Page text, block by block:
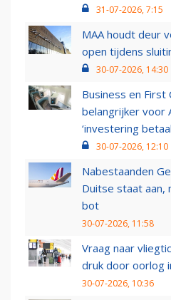
31-07-2026, 7:15
MAA houdt deur
open tijdens
30-07-2026, 14:30
Business en First
belangrijker voor
‘investering
30-07-2026, 12:10
Nabestaanden
Duitse staat aan,
bot
30-07-2026, 11:58
Vraag naar
druk door oorlog
30-07-2026, 10:36